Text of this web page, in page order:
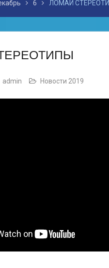
6 ЛОМАЙ
admin Новости 2019